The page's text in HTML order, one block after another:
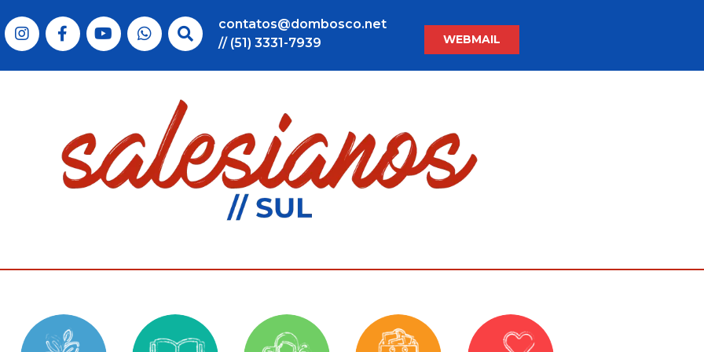
contatos@dombosco.net
// (51) 3331-7939
WEBMAIL